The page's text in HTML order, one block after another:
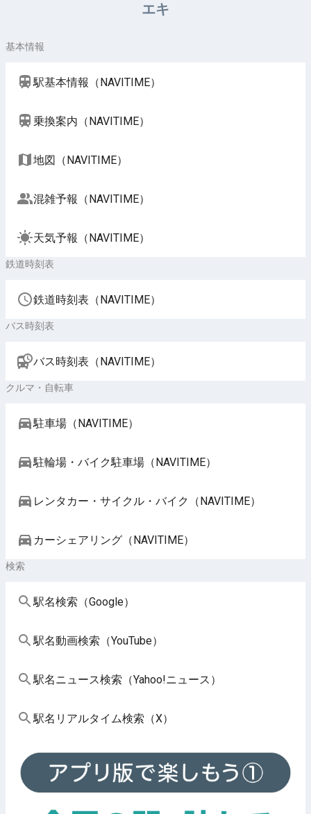
エキ
基本情報
駅基本情報（NAVITIME）
乗換案内（NAVITIME）
地図（NAVITIME）
混雑予報（NAVITIME）
天気予報（NAVITIME）
鉄道時刻表
鉄道時刻表（NAVITIME）
バス時刻表
バス時刻表（NAVITIME）
クルマ・自転車
駐車場（NAVITIME）
駐輪場・バイク駐車場（NAVITIME）
レンタカー・サイクル・バイク（NAVITIME）
カーシェアリング（NAVITIME）
検索
駅名検索（Google）
駅名動画検索（YouTube）
駅名ニュース検索（Yahoo!ニュース）
駅名リアルタイム検索（X）